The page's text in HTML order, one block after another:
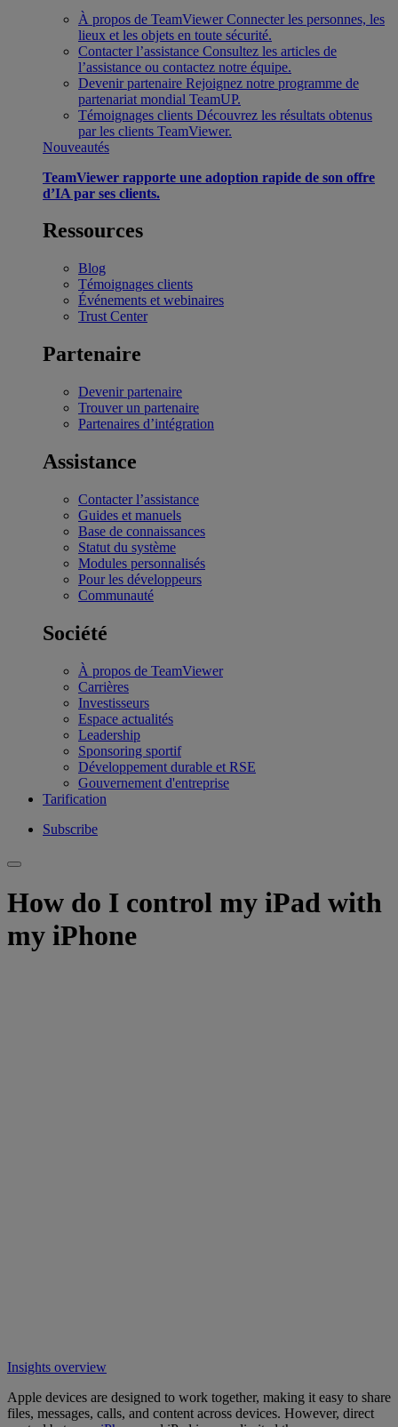
À propos de TeamViewer Connecter les personnes, les
lieux et les objets en toute sécurité.
Contacter l’assistance Consultez les articles de
l’assistance ou contactez notre équipe.
Devenir partenaire Rejoignez notre programme de
partenariat mondial TeamUP.
Témoignages clients Découvrez les résultats obtenus
par les clients TeamViewer.
Nouveautés
TeamViewer rapporte une adoption rapide de son offre
d’IA par ses clients.
Ressources
Blog
Témoignages clients
Événements et webinaires
Trust Center
Partenaire
Devenir partenaire
Trouver un partenaire
Partenaires d’intégration
Assistance
Contacter l’assistance
Guides et manuels
Base de connaissances
Statut du système
Modules personnalisés
Pour les développeurs
Communauté
Société
À propos de TeamViewer
Carrières
Investisseurs
Espace actualités
Leadership
Sponsoring sportif
Développement durable et RSE
Gouvernement d'entreprise
Tarification
Subscribe
How do I control my iPad with
my iPhone
Insights overview
Apple devices are designed to work together, making it easy to share
files, messages, calls, and content across devices. However, direct